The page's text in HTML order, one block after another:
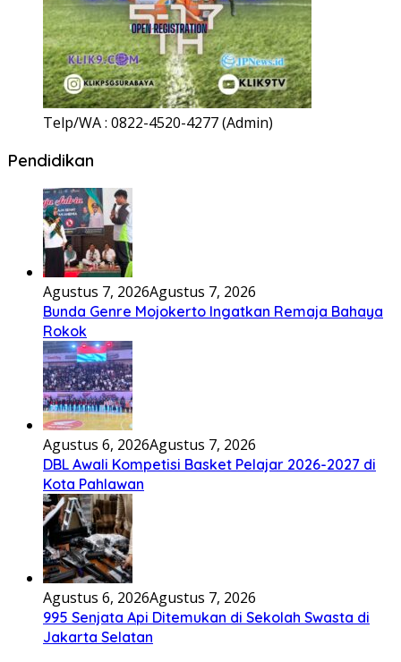
Telp/WA : 0822-4520-4277 (Admin)
Pendidikan
Agustus 7, 2026Agustus 7, 2026
Bunda Genre Mojokerto Ingatkan Remaja Bahaya
Rokok
Agustus 6, 2026Agustus 7, 2026
DBL Awali Kompetisi Basket Pelajar 2026-2027 di
Kota Pahlawan
Agustus 6, 2026Agustus 7, 2026
995 Senjata Api Ditemukan di Sekolah Swasta di
Jakarta Selatan